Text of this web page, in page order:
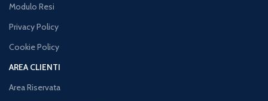
Modulo Resi
Privacy Policy
Cookie Policy
AREA CLIENTI
Area Riservata